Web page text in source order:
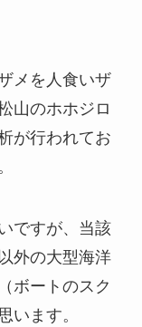
メを人食いザ
山のホホジロ
が行われてお
ですが、当該
外の大型海洋
ボートのスク
います。